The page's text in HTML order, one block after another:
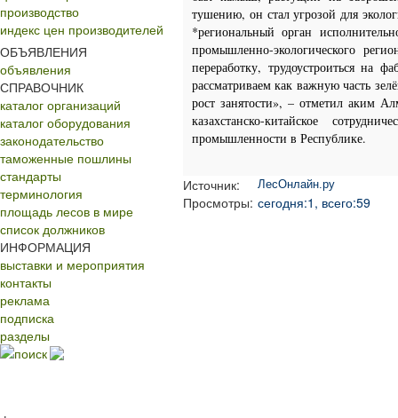
производство
индекс цен производителей
ОБЪЯВЛЕНИЯ
объявления
СПРАВОЧНИК
каталог организаций
каталог оборудования
законодательство
таможенные пошлины
стандарты
терминология
площадь лесов в мире
список должников
ИНФОРМАЦИЯ
выставки и мероприятия
контакты
реклама
подписка
разделы
поиск
тушению, он стал угрозой для
*региональный орган
промышленно-экологического
переработку, трудоустроиться на
рассматриваем как важную часть
рост занятости», – отметил аким
казахстанско-китайское
промышленности в Республике.
Источник: ЛесОнлайн.ру
Просмотры: сегодня:1, всего:59